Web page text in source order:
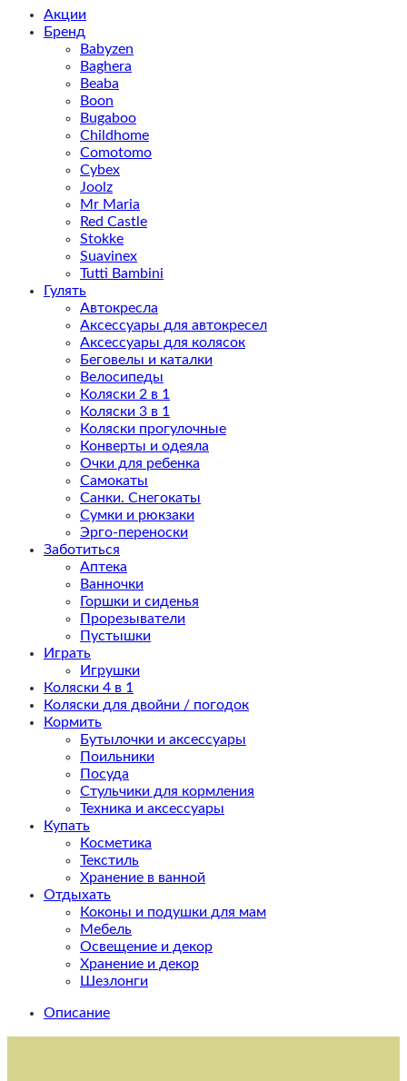
Акции
Бренд
Babyzen
Baghera
Beaba
Boon
Bugaboo
Childhome
Comotomo
Cybex
Joolz
Mr Maria
Red Castle
Stokke
Suavinex
Tutti Bambini
Гулять
Автокресла
Аксессуары для автокресел
Аксессуары для колясок
Беговелы и каталки
Велосипеды
Коляски 2 в 1
Коляски 3 в 1
Коляски прогулочные
Конверты и одеяла
Очки для ребенка
Самокаты
Санки. Снегокаты
Сумки и рюкзаки
Эрго-переноски
Заботиться
Аптека
Ванночки
Горшки и сиденья
Прорезыватели
Пустышки
Играть
Игрушки
Коляски 4 в 1
Коляски для двойни / погодок
Кормить
Бутылочки и аксессуары
Поильники
Посуда
Стульчики для кормления
Техника и аксессуары
Купать
Косметика
Текстиль
Хранение в ванной
Отдыхать
Коконы и подушки для мам
Мебель
Освещение и декор
Хранение и декор
Шезлонги
Описание